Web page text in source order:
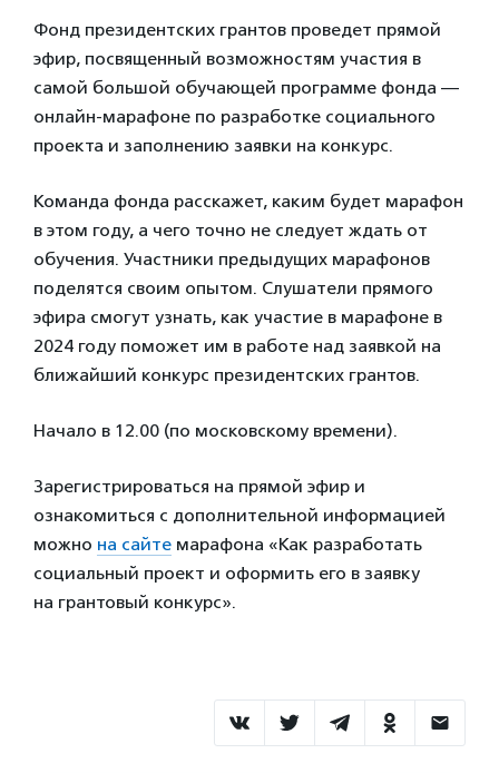
Фонд президентских грантов проведет прямой
эфир, посвященный возможностям участия в
самой большой обучающей программе фонда —
онлайн-марафоне по разработке социального
проекта и заполнению заявки на конкурс.
Команда фонда расскажет, каким будет марафон
в этом году, а чего точно не следует ждать от
обучения. Участники предыдущих марафонов
поделятся своим опытом. Слушатели прямого
эфира смогут узнать, как участие в марафоне в
2024 году поможет им в работе над заявкой на
ближайший конкурс президентских грантов.
Начало в 12.00 (по московскому времени).
Зарегистрироваться на прямой эфир и
ознакомиться с дополнительной информацией
можно на сайте марафона «Как разработать
социальный проект и оформить его в заявку
на грантовый конкурс».